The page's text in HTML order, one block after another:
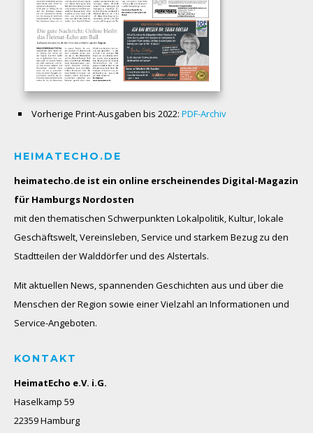
Vorherige Print-Ausgaben bis 2022: PDF-Archiv
HEIMATECHO.DE
heimatecho.de ist ein online erscheinendes Digital-Magazin
für Hamburgs Nordosten
mit den thematischen Schwerpunkten Lokalpolitik, Kultur, lokale
Geschäftswelt, Vereinsleben, Service und starkem Bezug zu den
Stadtteilen der Walddörfer und des Alstertals.
Mit aktuellen News, spannenden Geschichten aus und über die
Menschen der Region sowie einer Vielzahl an Informationen und
Service-Angeboten.
KONTAKT
HeimatEcho e.V. i.G.
Haselkamp 59
22359 Hamburg